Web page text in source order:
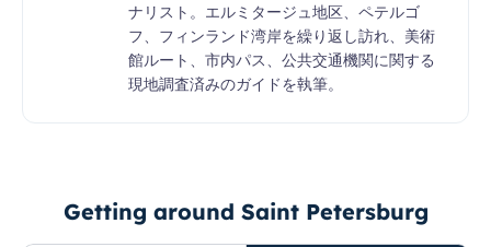
ナリスト。エルミタージュ地区、ペテルゴ
フ、フィンランド湾岸を繰り返し訪れ、美術
館ルート、市内パス、公共交通機関に関する
現地調査済みのガイドを執筆。
Getting around Saint Petersburg